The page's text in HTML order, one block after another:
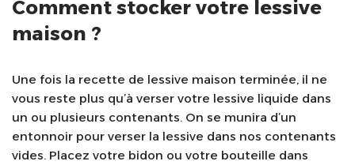
Comment stocker votre lessive
maison ?
Une fois la recette de lessive maison terminée, il ne
vous reste plus qu’à verser votre lessive liquide dans
un ou plusieurs contenants. On se munira d’un
entonnoir pour verser la lessive dans nos contenants
vides. Placez votre bidon ou votre bouteille dans